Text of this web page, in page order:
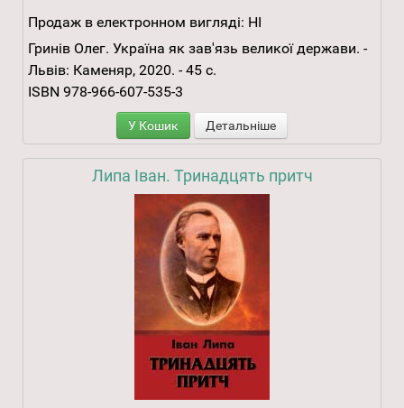
Продаж в електронном вигляді: НІ
Гринів Олег. Україна як зав'язь великої держави. -
Львів: Каменяр, 2020. - 45 с.
ISBN 978-966-607-535-3
У Кошик Детальніше
Липа Іван. Тринадцять притч